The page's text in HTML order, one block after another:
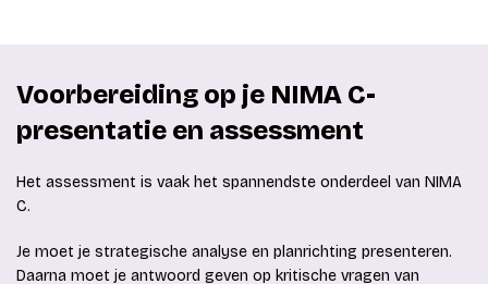
Voorbereiding op je NIMA C-
presentatie en assessment
Het assessment is vaak het spannendste onderdeel van NIMA
C.
Je moet je strategische analyse en planrichting presenteren.
Daarna moet je antwoord geven op kritische vragen van